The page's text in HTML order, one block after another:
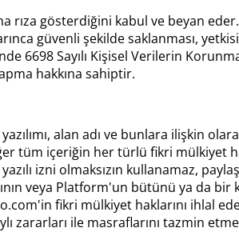
rıza gösterdiğini kabul ve beyan eder.
güvenli şekilde saklanması,
6698 Sayılı Kişisel Verilerin
hakkına sahiptir.
alan adı ve bunlara ilişkin
tüm içeriğin her türlü fikri mülkiyet
izni olmaksızın kullanamaz,
veya Platform'un bütünü ya da bir
fikri mülkiyet haklarını ihlal
zararları ile masraflarını tazmin